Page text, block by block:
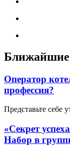
Оператор
профессия?
Представьте себе
«Секрет
Набор в